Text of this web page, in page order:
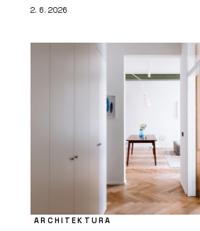
2. 6. 2026
ARCHITEKTURA